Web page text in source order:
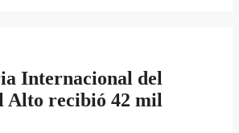
Internacional del
Alto recibió 42 mil